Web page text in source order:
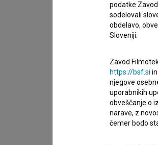
Vse prireditve potekajo
AGRFT), Aškerčeva cesta
Četrtek, 11. junij
13.00 – Mojstrski tečaj:
(Predavalnica
podatke
sodelovali
obdelavo,
Sloveniji.
Zavod
https://bsf.si
njegove
uporabnikih
obveščanje o
narave, z
čemer bodo